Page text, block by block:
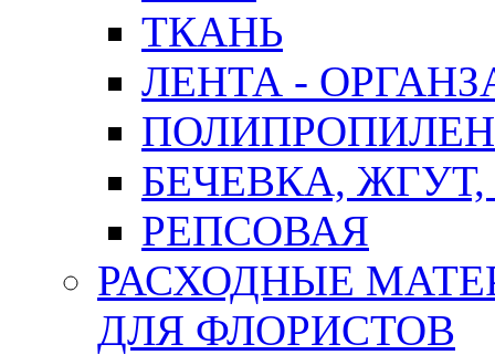
ТКАНЬ
ЛЕНТА -
БЕЧЕВКА,
РЕПСОВАЯ
РАСХОДНЫЕ
ДЛЯ ФЛОРИСТОВ